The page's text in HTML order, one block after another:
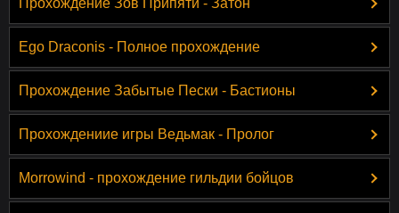
Прохождение Зов Припяти - Затон
Ego Draconis - Полное прохождение
Прохождение Забытые Пески - Бастионы
Прохождениие игры Ведьмак - Пролог
Morrowind - прохождение гильдии бойцов